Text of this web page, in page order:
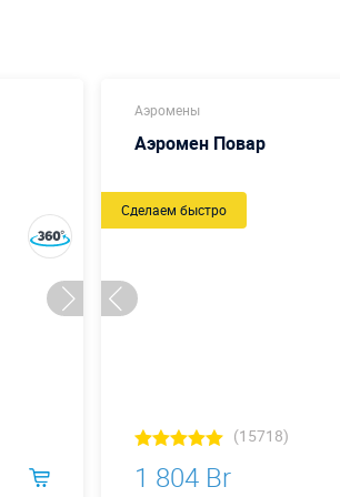
Аэромены
Аэромен Повар
Сделаем быстро
(15718)
1 804 Br